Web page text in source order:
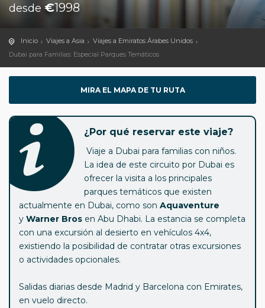
desde €1998
Inicio Viajes a Asia
Viajes a Emiratos Árabes Unidos
Dubai para Familias: Especial Parques Temáticos
MIRA EL MAPA DE TU RUTA
¿Por qué reservar este viaje?
Viaje a Dubai para familias con niños.
La idea de este circuito por Dubai es
ofrecer la visita a los principales
parques temáticos que existen
actualmente en Dubai, como son Aquaventure
y Warner Bros en Abu Dhabi. La estancia se completa
con una excursión al desierto en vehículos 4x4,
existiendo la posibilidad de contratar otras excursiones
o actividades opcionales.
Salidas diarias desde Madrid y Barcelona con Emirates,
en vuelo directo.